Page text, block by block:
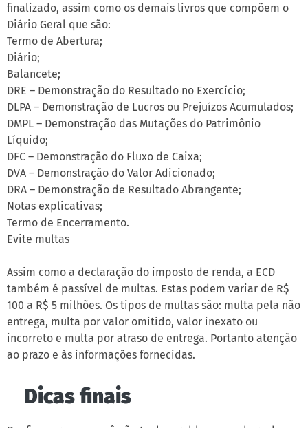
finalizado, assim como os demais livros que compõem o
Diário Geral que são:
Termo de Abertura;
Diário;
Balancete;
DRE – Demonstração do Resultado no Exercício;
DLPA – Demonstração de Lucros ou Prejuízos Acumulados;
DMPL – Demonstração das Mutações do Patrimônio
Líquido;
DFC – Demonstração do Fluxo de Caixa;
DVA – Demonstração do Valor Adicionado;
DRA – Demonstração de Resultado Abrangente;
Notas explicativas;
Termo de Encerramento.
Evite multas
Assim como a declaração do imposto de renda, a ECD
também é passível de multas. Estas podem variar de R$
100 a R$ 5 milhões. Os tipos de multas são: multa pela não
entrega, multa por valor omitido, valor inexato ou
incorreto e multa por atraso de entrega. Portanto atenção
ao prazo e às informações fornecidas.
Dicas finais